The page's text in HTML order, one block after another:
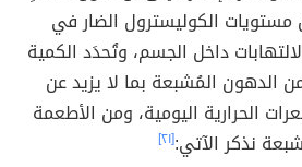
مستويات الكوليسترول الضار في
داخل الجسم، وتُحدَد الكمية
الدهون المُشبعة بما لا يزيد عن
الحرارية اليومية، ومن الأطعمة
نذكر الآتي:[٢١]